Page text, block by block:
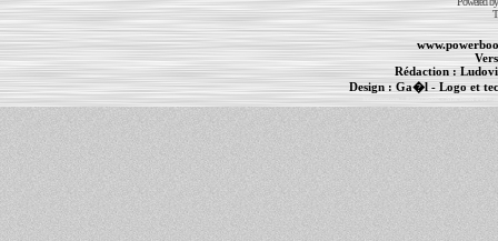
Rédaction :
Design : Ga�l- Logo et
-